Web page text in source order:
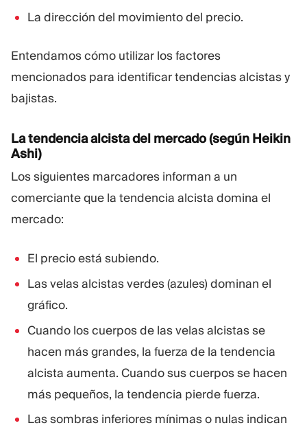
La dirección del movimiento del precio.
Entendamos cómo utilizar los factores
mencionados para identificar tendencias alcistas y
bajistas.
La tendencia alcista del mercado (según Heikin
Ashi)
Los siguientes marcadores informan a un
comerciante que la tendencia alcista domina el
mercado:
El precio está subiendo.
Las velas alcistas verdes (azules) dominan el
gráfico.
Cuando los cuerpos de las velas alcistas se
hacen más grandes, la fuerza de la tendencia
alcista aumenta. Cuando sus cuerpos se hacen
más pequeños, la tendencia pierde fuerza.
Las sombras inferiores mínimas o nulas indican